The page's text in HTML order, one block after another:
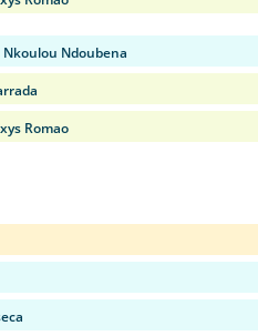
Nkoulou Ndoubena
Romao